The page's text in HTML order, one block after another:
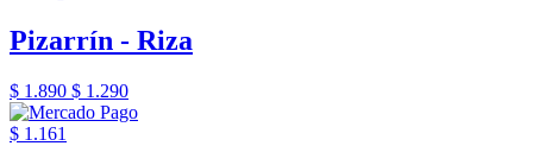
Pizarrín - Riza
$ 1.890 $ 1.290
$ 1.161